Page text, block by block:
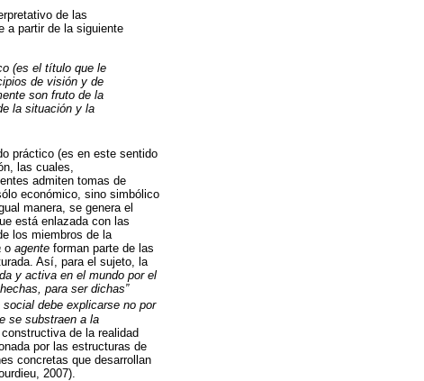
de las
a partir de la siguiente
(es el título que le
de visión y de
son fruto de la
la situación y la
práctico (es en este sentido
las cuales,
admiten tomas de
económico, sino simbólico
manera, se genera el
está enlazada con las
los miembros de la
o agente forman parte de las
Así, para el sujeto, la
y activa en el mundo por el
para ser dichas”
debe explicarse no por
se substraen a la
de la realidad
por las estructuras de
concretas que desarrollan
2007).